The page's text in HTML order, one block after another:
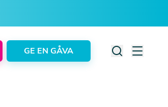
GE EN GÅVA